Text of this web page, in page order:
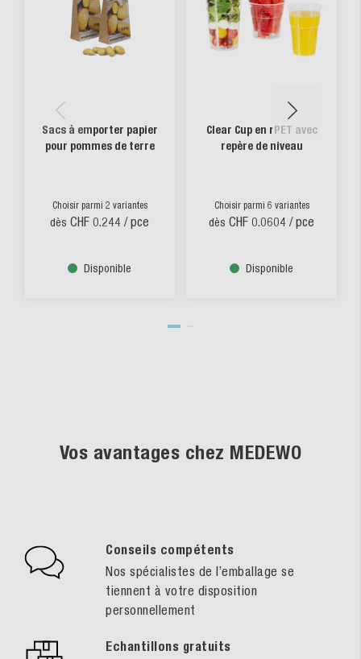
Sacs à emporter papier
pour pommes de terre
Choisir parmi 2 variantes
dès CHF 0.244 / pce
Disponible
Clear Cup en rPET avec
repère de niveau
Choisir parmi 6 variantes
dès CHF 0.0604 / pce
Disponible
Vos avantages chez MEDEWO
Conseils compétents
Nos spécialistes de l’emballage se
tiennent à votre disposition
personnellement
Echantillons gratuits